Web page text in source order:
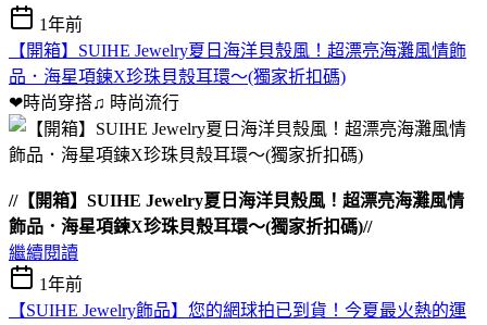
1年前
【開箱】SUIHE Jewelry夏日海洋貝殼風！超漂亮海灘風情飾
品．海星項鍊X珍珠貝殼耳環～(獨家折扣碼)
❤時尚穿搭♫ 時尚流行
//【開箱】SUIHE Jewelry夏日海洋貝殼風！超漂亮海灘風情
飾品．海星項鍊X珍珠貝殼耳環～(獨家折扣碼)//
繼續閱讀
1年前
【SUIHE Jewelry飾品】您的網球拍已到貨！今夏最火熱的運